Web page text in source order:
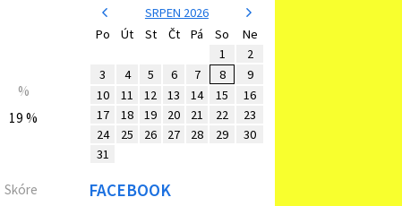
%
19 %
Skóre
SRPEN 2026
Po
Út St Čt Pá So
Ne
1
2
3
4 5 6 7 8
9
10
11 12 13 14 15
16
17
18 19 20 21 22
23
24
25 26 27 28 29
30
31
FACEBOOK